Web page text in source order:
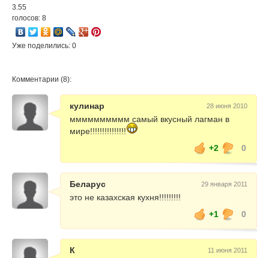
3.55
голосов: 8
Уже поделились: 0
Комментарии (8):
кулинар 28 июня 2010
мммммммммм самый вкусный лагман в
мире!!!!!!!!!!!!!!!
+2
0
Беларус 29 января 2011
это не казахская кухня!!!!!!!!!
+1
0
К 11 июня 2011